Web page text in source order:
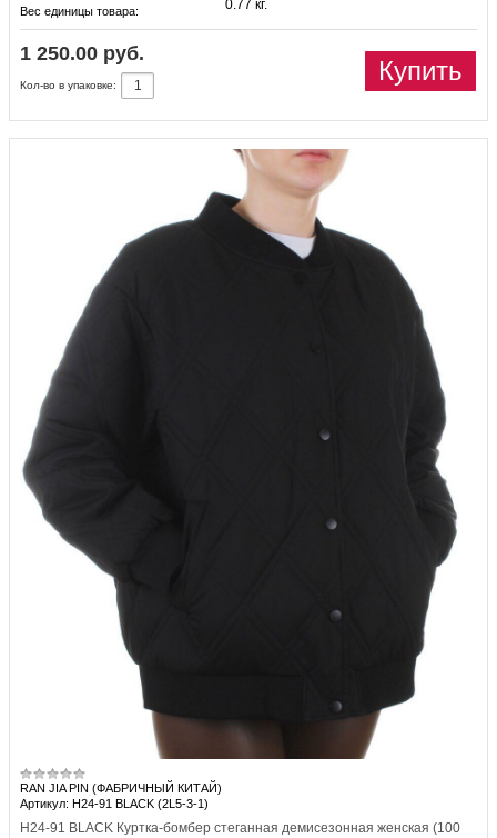
Вес единицы товара: 0.77 кг.
1 250.00 руб.
Купить
Кол-во в упаковке:
RAN JIA PIN (ФАБРИЧНЫЙ КИТАЙ)
Артикул: H24-91 BLACK (2L5-3-1)
H24-91 BLACK Куртка-бомбер стеганная демисезонная женская (100